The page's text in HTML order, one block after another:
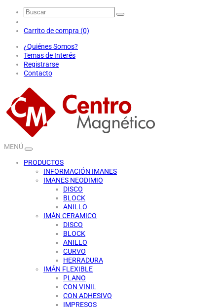
Carrito de compra (0)
¿Quiénes Somos?
Temas de Interés
Registrarse
Contacto
MENÚ
PRODUCTOS
INFORMACIÓN IMANES
IMANES NEODIMIO
DISCO
BLOCK
ANILLO
IMÁN CERAMICO
DISCO
BLOCK
ANILLO
CURVO
HERRADURA
IMÁN FLEXIBLE
PLANO
CON VINIL
CON ADHESIVO
IMPRESOS